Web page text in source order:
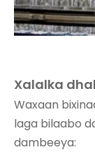
Xalalka
Waxaan
laga bilaabo
dambeeya: